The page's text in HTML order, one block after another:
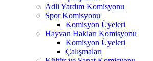
Adli Yardım Komisyonu
Spor Komisyonu
Komisyon Üyeleri
Hayvan Hakları Komisyonu
Komisyon Üyeleri
Çalışmaları